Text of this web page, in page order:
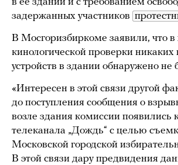
задержанных участников
В Мосгоризбиркоме заявили, что в
кинологической проверки
устройств в здании обнаружено не
«Интересен в этой связи другой
до поступления сообщения о
возле здания комиссии появились
телеканала „Дождь“ с целью
Московской городской
В этой связи дару предвидения